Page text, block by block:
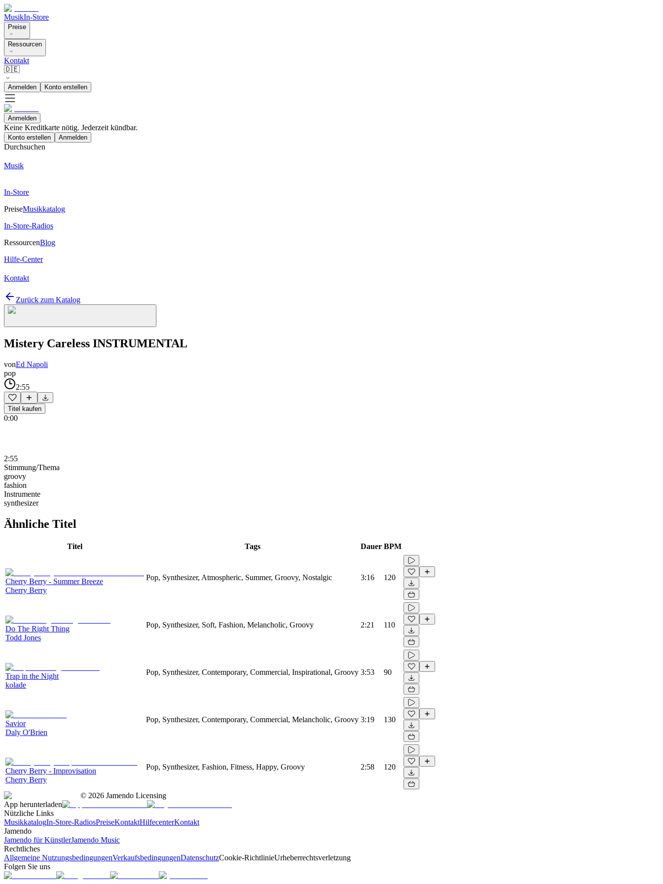
MusikIn-Store
Preise
Ressourcen
Kontakt
🇩🇪
Anmelden Konto erstellen
Anmelden
Keine Kreditkarte nötig. Jederzeit kündbar.
Konto erstellen Anmelden
Durchsuchen
Musik
In-Store
PreiseMusikkatalog
In-Store-Radios
RessourcenBlog
Hilfe-Center
Kontakt
Zurück zum Katalog
Mistery Careless INSTRUMENTAL
vonEd Napoli
pop
2:55
Titel kaufen
0:00
2:55
Stimmung/Thema
groovy
fashion
Instrumente
synthesizer
Ähnliche Titel
Titel Tags Dauer BPM
Cherry Berry - Summer Breeze
Cherry Berry
Pop, Synthesizer, Atmospheric, Summer, Groovy, Nostalgic 3:16 120
Do The Right Thing
Todd Jones
Pop, Synthesizer, Soft, Fashion, Melancholic, Groovy 2:21 110
Trap in the Night
kolade
Pop, Synthesizer, Contemporary, Commercial, Inspirational, Groovy 3:53 90
Savior
Daly O'Brien
Pop, Synthesizer, Contemporary, Commercial, Melancholic, Groovy 3:19 130
Cherry Berry - Improvisation
Cherry Berry
Pop, Synthesizer, Fashion, Fitness, Happy, Groovy 2:58 120
© 2026 Jamendo Licensing
App herunterladen
Nützliche Links
MusikkatalogIn-Store-RadiosPreiseKontaktHilfecenterKontakt
Jamendo
Jamendo für KünstlerJamendo Music
Rechtliches
Allgemeine NutzungsbedingungenVerkaufsbedingungenDatenschutzCookie-RichtlinieUrheberrechtsverletzung
Folgen Sie uns